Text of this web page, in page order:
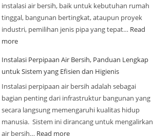
instalasi air bersih, baik untuk kebutuhan rumah
tinggal, bangunan bertingkat, ataupun proyek
industri, pemilihan jenis pipa yang tepat… Read
more
Instalasi Perpipaan Air Bersih, Panduan Lengkap
untuk Sistem yang Efisien dan Higienis
Instalasi perpipaan air bersih adalah sebagai
bagian penting dari infrastruktur bangunan yang
secara langsung memengaruhi kualitas hidup
manusia. Sistem ini dirancang untuk mengalirkan
air bersih… Read more